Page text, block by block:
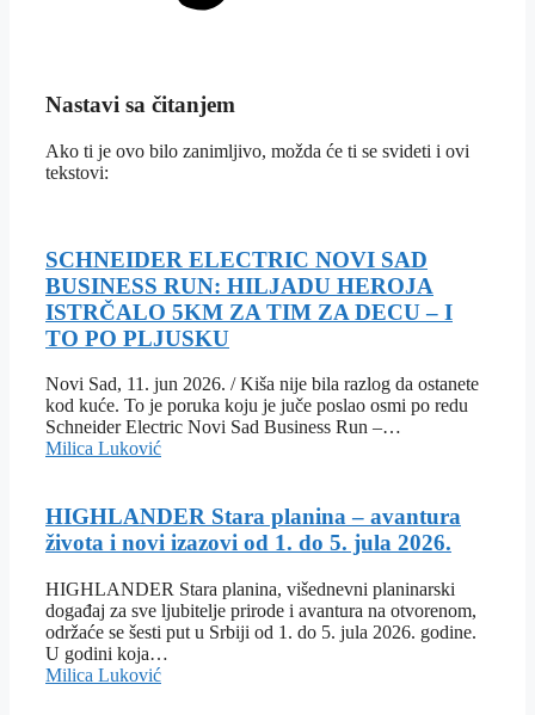
Nastavi sa čitanjem
Ako ti je ovo bilo zanimljivo, možda će ti se svideti i ovi
tekstovi:
SCHNEIDER ELECTRIC NOVI SAD
BUSINESS RUN: HILJADU HEROJA
ISTRČALO 5KM ZA TIM ZA DECU – I
TO PO PLJUSKU
Novi Sad, 11. jun 2026. / Kiša nije bila razlog da ostanete
kod kuće. To je poruka koju je juče poslao osmi po redu
Schneider Electric Novi Sad Business Run –…
Milica Luković
HIGHLANDER Stara planina – avantura
života i novi izazovi od 1. do 5. jula 2026.
HIGHLANDER Stara planina, višednevni planinarski
događaj za sve ljubitelje prirode i avantura na otvorenom,
održaće se šesti put u Srbiji od 1. do 5. jula 2026. godine.
U godini koja…
Milica Luković